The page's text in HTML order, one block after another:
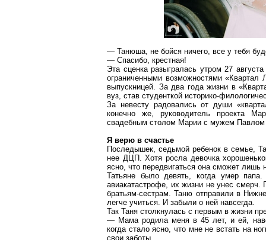
— Танюша, не бойся ничего, все у тебя
— Спасибо, крестная!
Эта сценка разыгралась утром 27
ограниченными возможностями «Квартал
выпускницей. За два года жизни в
вуз, став студенткой историко-
За невесту радовались от души «
конечно же, руководитель проекта
свадебным столом Марии с мужем Павлом
Я верю в счастье
Последышек, седьмой ребенок в семье,
нее ДЦП. Хотя росла девочка
ясно, что передвигаться она сможет лишь
Татьяне было девять, когда умер
авиакатастрофе, их жизни не унес смерч.
братьям-сестрам. Таню отправили в
легче учиться. И забыли о ней навсегда.
Так Таня столкнулась с первым в жизни
— Мама родила меня в 45 лет, и ей,
когда стало ясно, что мне не встать на
свои заботы.